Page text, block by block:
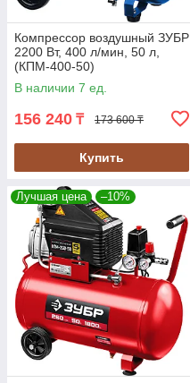
Компрессор воздушный ЗУБР
2200 Вт, 400 л/мин, 50 л,
(КПМ-400-50)
В наличии 7 ед.
156 240 ₸ 173 600 ₸
Купить
Лучшая цена –10%